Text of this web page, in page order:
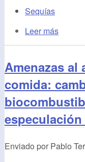
Sequías
Leer más
Amenazas al
comida:
Enviado por Pablo